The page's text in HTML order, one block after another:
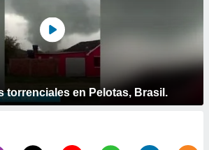
torrenciales en Pelotas, Brasil.